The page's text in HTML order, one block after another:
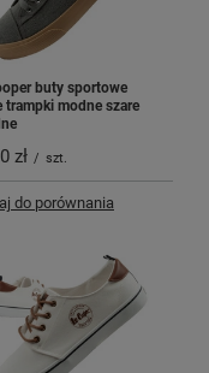
buty sportowe
trampki modne szare
zł / szt.
do porównania